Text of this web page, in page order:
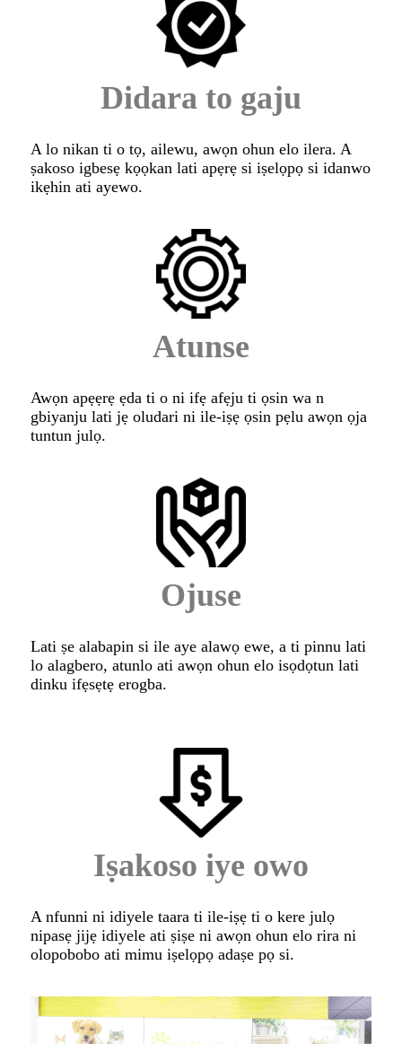
Didara to gaju
A lo nikan ti o tọ, ailewu, awọn ohun elo ilera. A
ṣakoso igbesẹ kọọkan lati apẹrẹ si iṣelọpọ si idanwo
ikẹhin ati ayewo.
Atunse
Awọn apẹẹrẹ ẹda ti o ni ifẹ afẹju ti ọsin wa n
gbiyanju lati jẹ oludari ni ile-iṣẹ ọsin pẹlu awọn ọja
tuntun julọ.
Ojuse
Lati ṣe alabapin si ile aye alawọ ewe, a ti pinnu lati
lo alagbero, atunlo ati awọn ohun elo isọdọtun lati
dinku ifẹsẹtẹ erogba.
Iṣakoso iye owo
A nfunni ni idiyele taara ti ile-iṣẹ ti o kere julọ
nipasẹ jijẹ idiyele ati ṣiṣe ni awọn ohun elo rira ni
olopobobo ati mimu iṣelọpọ adaṣe pọ si.